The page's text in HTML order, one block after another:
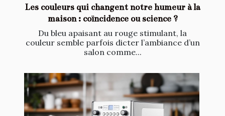
Les couleurs qui changent notre humeur à la
maison : coïncidence ou science ?
Du bleu apaisant au rouge stimulant, la
couleur semble parfois dicter l’ambiance d’un
salon comme...